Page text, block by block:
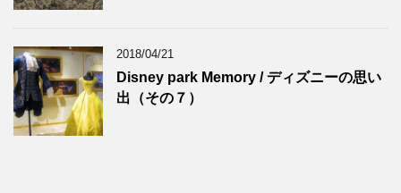
2018/04/21
Disney park Memory / ディズニーの思い
出（その７）